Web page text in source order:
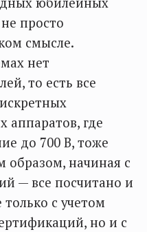
просто
смысле.
нет
то есть все
аппаратов, где
до 700 В, тоже
образом, начиная с
— все посчитано и
с учетом
но и с